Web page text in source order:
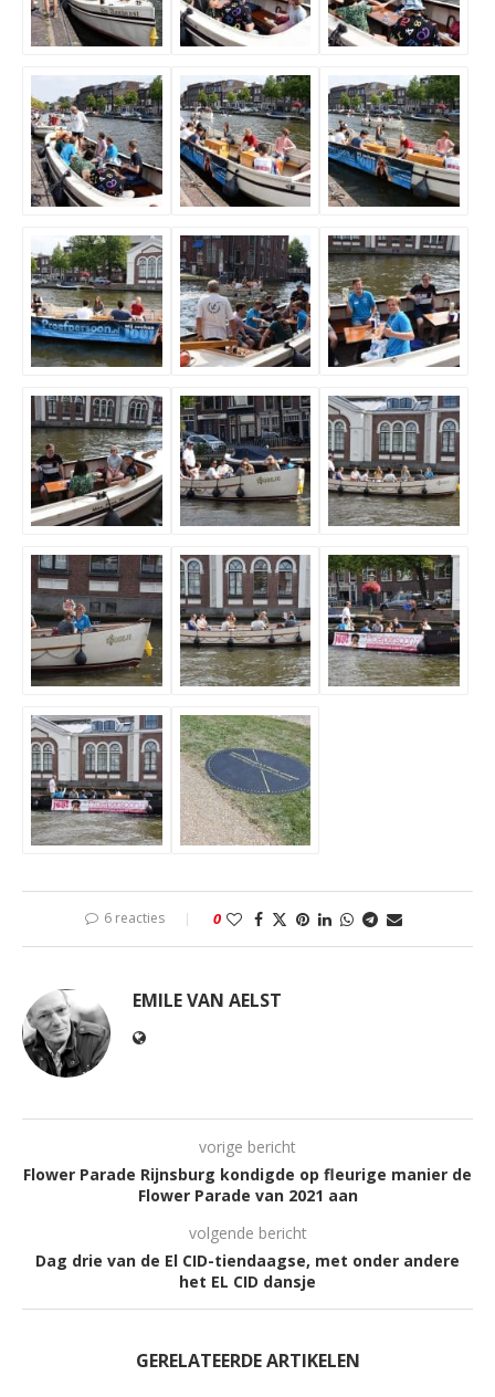
6 reacties 0
EMILE VAN AELST
vorige bericht
Flower Parade Rijnsburg kondigde op fleurige manier de
Flower Parade van 2021 aan
volgende bericht
Dag drie van de El CID-tiendaagse, met onder andere
het EL CID dansje
GERELATEERDE ARTIKELEN